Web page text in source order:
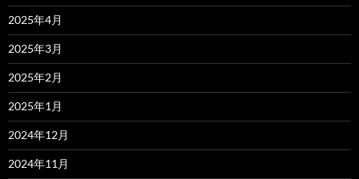
2025年4月
2025年3月
2025年2月
2025年1月
2024年12月
2024年11月